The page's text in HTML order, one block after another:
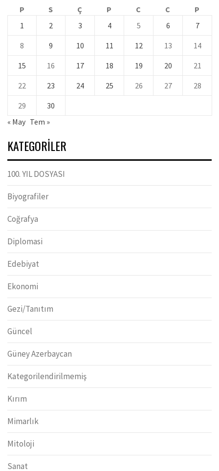
P S Ç P C C
P
1
2 3 4 5 6 7
8 9 10 11 12 13 14
15 16 17 18 19 20 21
22 23 24 25 26 27 28
29
30
« May Tem »
KATEGORILER
100. YIL DOSYASI
Biyografiler
Coğrafya
Diplomasi
Edebiyat
Ekonomi
Gezi/Tanıtım
Güncel
Güney Azerbaycan
Kategorilendirilmemiş
Kırım
Mimarlık
Mitoloji
Sanat